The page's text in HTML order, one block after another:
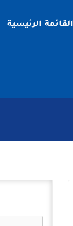
القائمة الرئيسية